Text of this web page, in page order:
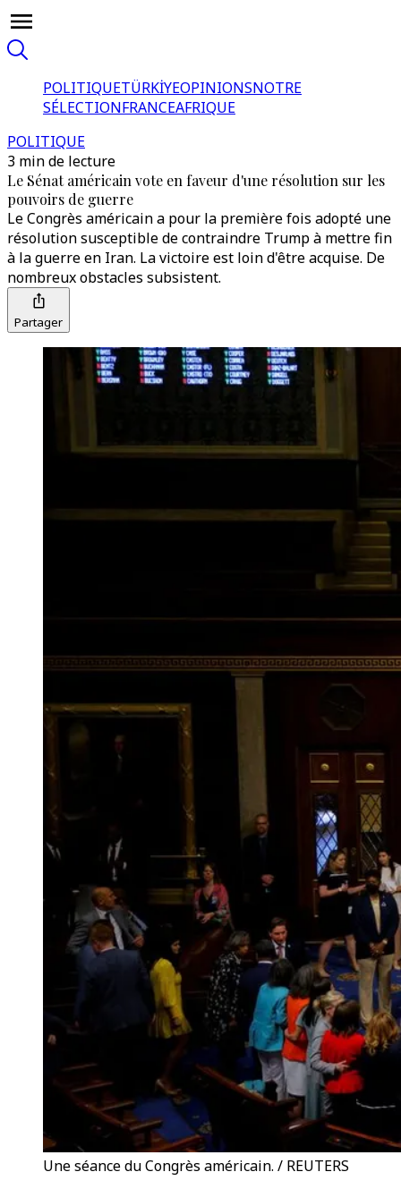
POLITIQUETÜRKİYEOPINIONSNOTRE
SÉLECTIONFRANCEAFRIQUE
POLITIQUE
3 min de lecture
Le Sénat américain vote en faveur d'une résolution sur les
pouvoirs de guerre
Le Congrès américain a pour la première fois adopté une
résolution susceptible de contraindre Trump à mettre fin
à la guerre en Iran. La victoire est loin d'être acquise. De
nombreux obstacles subsistent.
Partager
Une séance du Congrès américain. / REUTERS